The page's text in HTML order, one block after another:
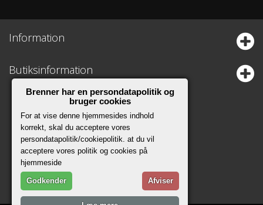
Information
Butiksinformation
Brenner har en persondatapolitik og
bruger cookies
For at vise denne hjemmesides indhold
korrekt, skal du acceptere vores
persondatapolitik/cookiepolitik. at du vil
acceptere vores politik og cookies på
hjemmeside
Godkender Afviser